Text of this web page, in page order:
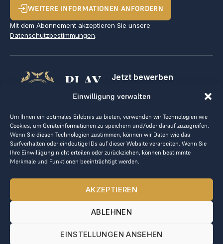
Einwilligung verwalten
Um Ihnen ein optimales Erlebnis zu bieten, verwenden wir Technologien wie
Cookies, um Geräteinformationen zu speichern und/oder darauf zuzugreifen.
Wenn Sie diesen Technologien zustimmen, können wir Daten wie das
Surfverhalten oder eindeutige IDs auf dieser Website verarbeiten. Wenn Sie
Ihre Einwilligung nicht erteilen oder zurückziehen, können bestimmte
Merkmale und Funktionen beeinträchtigt werden.
AKZEPTIEREN
ABLEHNEN
EINSTELLUNGEN ANSEHEN
WEITERE INFORMATIONEN ANFORDERN
Mit dem Abonnement akzeptieren Sie unsere
Datenschutzbestimmungen.
PLAY
GOLF,
MAKE
BUSINESS
Jetzt bewerben
Kontakt
AGB
Datenrichtlinie
kontakt@the-loge.com
Unser freundliches Team hilft Ihnen gerne weiter.
Mo-Fr von 8:00 bis 17:00 Uhr.
© 2025 The LOGE. Alle Rechte vorbehalten.